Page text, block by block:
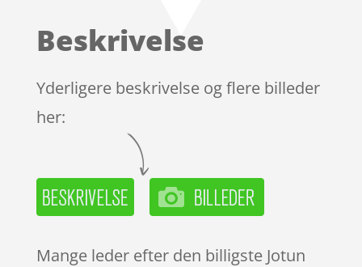
Beskrivelse
Yderligere beskrivelse og flere billeder
her:
Mange leder efter den billigste Jotun